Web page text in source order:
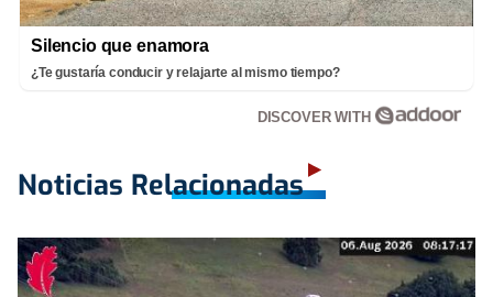
Silencio que enamora
¿Te gustaría conducir y relajarte al mismo tiempo?
DISCOVER WITH
Noticias Relacionadas